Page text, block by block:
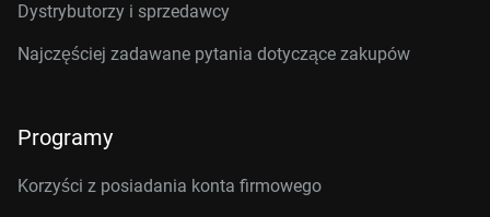
Dystrybutorzy i sprzedawcy
Najczęściej zadawane pytania dotyczące zakupów
Programy
Korzyści z posiadania konta firmowego